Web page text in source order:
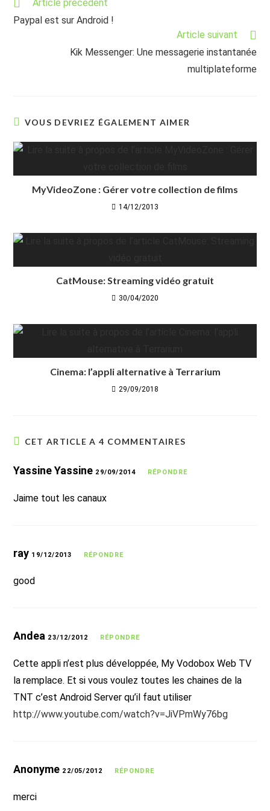
articles
Article précédent
Paypal est sur Android !
Article suivant
Kik Messenger: Une messagerie instantanée
multiplateforme
VOUS DEVRIEZ ÉGALEMENT AIMER
MyVideoZone : Gérer votre collection de films
14/12/2013
CatMouse: Streaming vidéo gratuit
30/04/2020
Cinema: l’appli alternative à Terrarium
29/09/2018
CET ARTICLE A 4 COMMENTAIRES
Yassine Yassine 29/09/2014 RÉPONDRE
Jaime tout les canaux
ray 19/12/2013 RÉPONDRE
good
Andea 23/12/2012 RÉPONDRE
Cette appli n’est plus développée, My Vodobox Web TV
la remplace. Et si vous voulez toutes les chaines de la
TNT c’est Android Server qu’il faut utiliser
http://www.youtube.com/watch?v=JiVPmWy76bg
Anonyme 22/05/2012 RÉPONDRE
merci